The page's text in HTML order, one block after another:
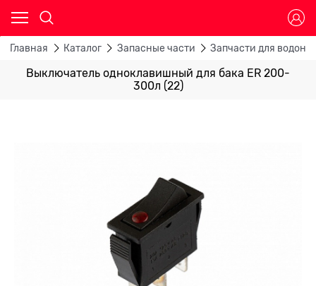
Главная Каталог Запасные части Запчасти для
Выключатель одноклавишный для бака ER 200-
300л (22)